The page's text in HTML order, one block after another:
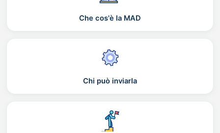
Che cos'è la MAD
Chi può inviarla